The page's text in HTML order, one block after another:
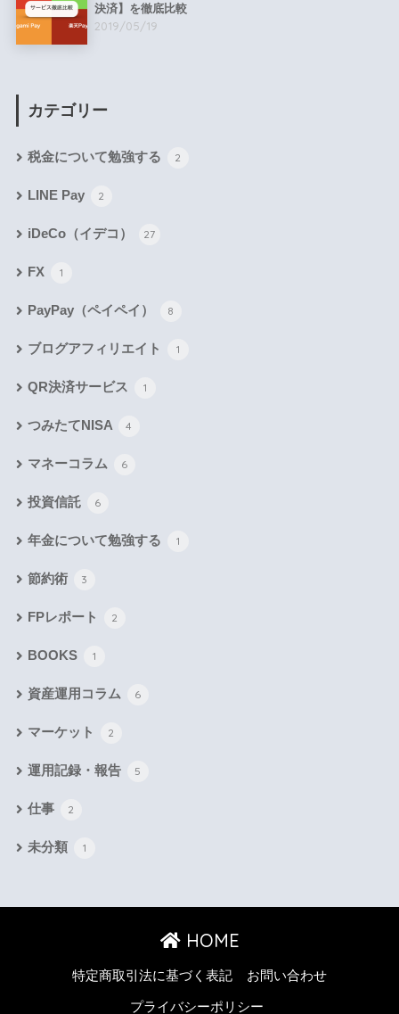
決済】を徹底比較
2019/05/19
カテゴリー
税金について勉強する 2
LINE Pay 2
iDeCo（イデコ） 27
FX 1
PayPay（ペイペイ） 8
ブログアフィリエイト 1
QR決済サービス 1
つみたてNISA 4
マネーコラム 6
投資信託 6
年金について勉強する 1
節約術 3
FPレポート 2
BOOKS 1
資産運用コラム 6
マーケット 2
運用記録・報告 5
仕事 2
未分類 1
HOME
特定商取引法に基づく表記 お問い合わせ
プライバシーポリシー